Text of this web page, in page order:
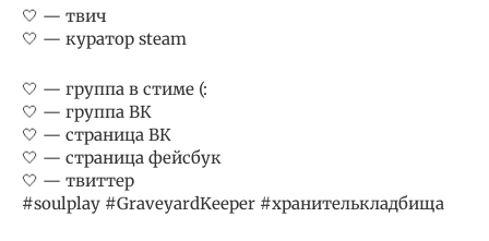
🤍 — твич
🤍 — куратор steam
🤍 — группа в стиме (:
🤍 — группа ВК
🤍 — страница ВК
🤍 — страница фейсбук
🤍 — твиттер
#soulplay #GraveyardKeeper #хранителькладбища